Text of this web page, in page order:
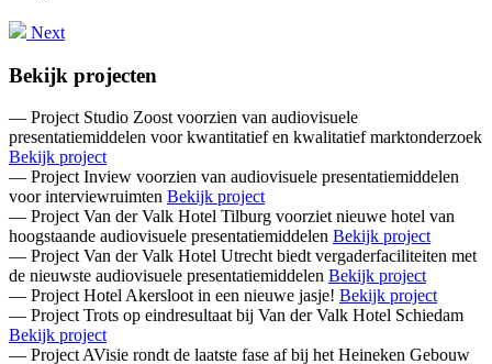
Next
Bekijk projecten
— Project Studio Zoost voorzien van audiovisuele
presentatiemiddelen voor kwantitatief en kwalitatief marktonderzoek
Bekijk project
— Project Inview voorzien van audiovisuele presentatiemiddelen
voor interviewruimten Bekijk project
— Project Van der Valk Hotel Tilburg voorziet nieuwe hotel van
hoogstaande audiovisuele presentatiemiddelen Bekijk project
— Project Van der Valk Hotel Utrecht biedt vergaderfaciliteiten met
de nieuwste audiovisuele presentatiemiddelen Bekijk project
— Project Hotel Akersloot in een nieuwe jasje! Bekijk project
— Project Trots op eindresultaat bij Van der Valk Hotel Schiedam
Bekijk project
— Project AVisie rondt de laatste fase af bij het Heineken Gebouw